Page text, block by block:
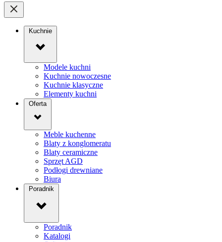
Kuchnie
Modele kuchni
Kuchnie nowoczesne
Kuchnie klasyczne
Elementy kuchni
Oferta
Meble kuchenne
Blaty z konglomeratu
Blaty ceramiczne
Sprzęt AGD
Podłogi drewniane
Biura
Poradnik
Poradnik
Katalogi